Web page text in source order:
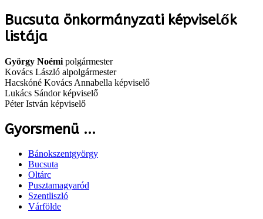
Bucsuta önkormányzati képviselők
listája
György Noémi polgármester
Kovács László alpolgármester
Hacskóné Kovács Annabella képviselő
Lukács Sándor képviselő
Péter István képviselő
Gyorsmenü ...
Bánokszentgyörgy
Bucsuta
Oltárc
Pusztamagyaród
Szentliszló
Várfölde